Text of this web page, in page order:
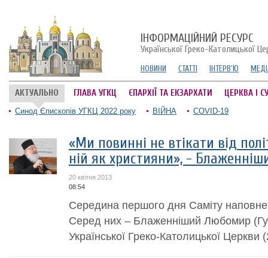
ІНФОРМАЦІЙНИЙ РЕСУРС
Української Греко-Католицької
НОВИНИ СТАТТІ ІНТЕРВ'Ю
АКТУАЛЬНО ГЛАВА УГКЦ ЄПАРХІЇ ТА ЕКЗАРХАТИ ЦЕРКВА І
Синод Єпископів УГКЦ 2022 року ВІЙНА COVID-19
«Ми повинні не втікати від
ній як християни», -
20 квітня 2013
08:54
Середина першого дня Саміту
Серед них – Блаженніший Любомир
Української Греко-Католицької Церкви